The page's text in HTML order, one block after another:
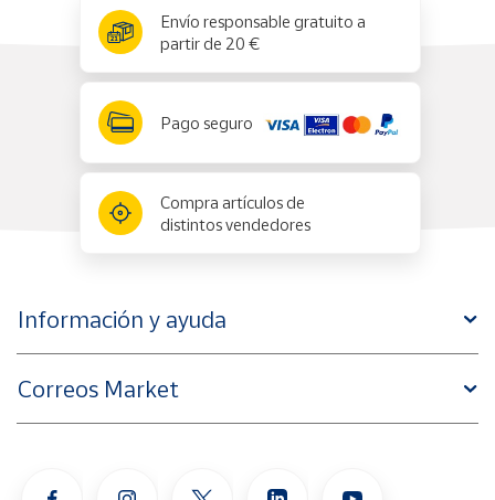
Envío responsable gratuito a
partir de 20 €
Pago seguro
Compra artículos de
distintos vendedores
Información y ayuda
Correos Market